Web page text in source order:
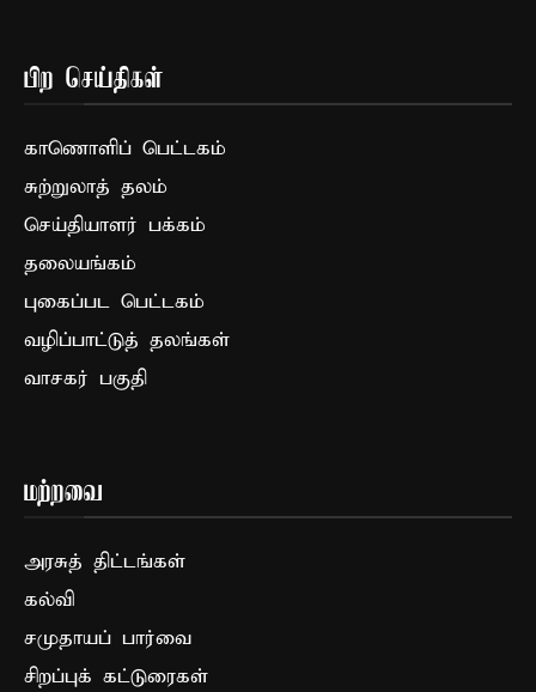
பிற செய்திகள்
காணொளிப் பெட்டகம்
சுற்றுலாத் தலம்
செய்தியாளர் பக்கம்
தலையங்கம்
புகைப்பட பெட்டகம்
வழிப்பாட்டுத் தலங்கள்
வாசகர் பகுதி
மற்றவை
அரசுத் திட்டங்கள்
கல்வி
சமுதாயப் பார்வை
சிறப்புக் கட்டுரைகள்